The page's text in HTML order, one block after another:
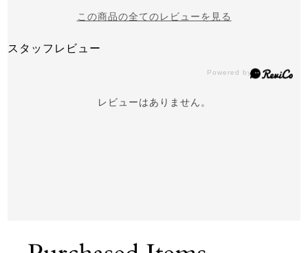
この商品の全てのレビューを見る
スタッフレビュー
レビューはありません。